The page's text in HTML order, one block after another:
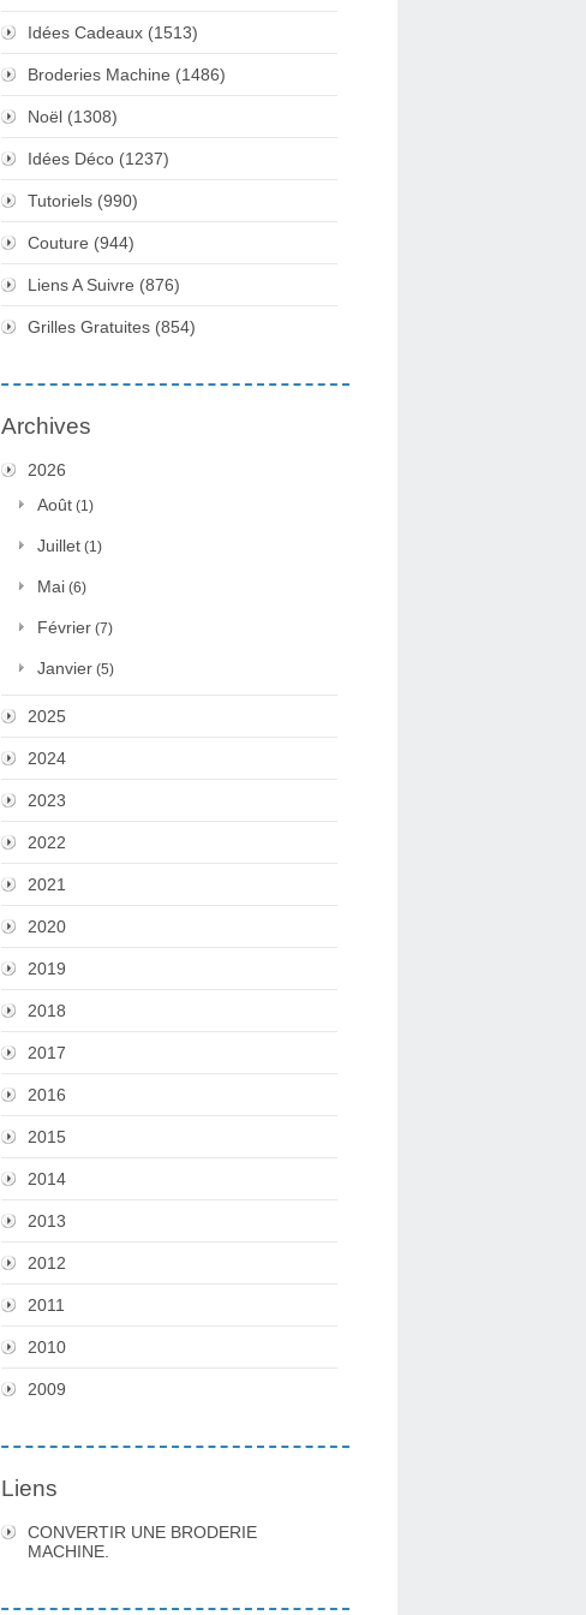
Idées Cadeaux (1513)
Broderies Machine (1486)
Noël (1308)
Idées Déco (1237)
Tutoriels (990)
Couture (944)
Liens A Suivre (876)
Grilles Gratuites (854)
Archives
2026
Août (1)
Juillet (1)
Mai (6)
Février (7)
Janvier (5)
2025
2024
2023
2022
2021
2020
2019
2018
2017
2016
2015
2014
2013
2012
2011
2010
2009
Liens
CONVERTIR UNE BRODERIE
MACHINE.